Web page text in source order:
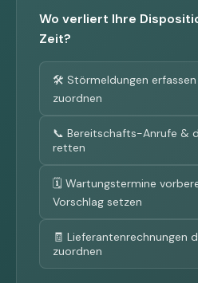
Wo verliert Ihre
Zeit?
🛠 Störmeldungen
zuordnen
📞 Bereitschafts-Anrufe &
retten
🗓 Wartungstermine
Vorschlag setzen
🧾 Lieferantenrechnungen
zuordnen